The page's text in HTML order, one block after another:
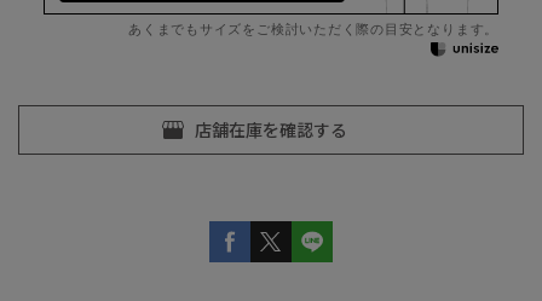
あくまでもサイズをご検討いただく際の目安となります。